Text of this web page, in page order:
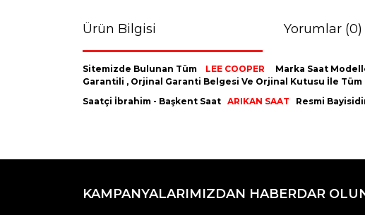
Ürün Bilgisi Yorumlar (0)
Sitemizde Bulunan Tüm LEE COOPER Marka Saat
Garantili , Orjinal Garanti Belgesi Ve Orjinal Kutusu İle
Saatçi İbrahim - Başkent Saat ARIKAN SAAT Resmi
Görüş ve önerileriniz için teşekkür ederiz.
Ürün resmi kalitesiz, bozuk veya görüntülenemiyor.
KAMPANYALARIMIZDAN HABERDAR